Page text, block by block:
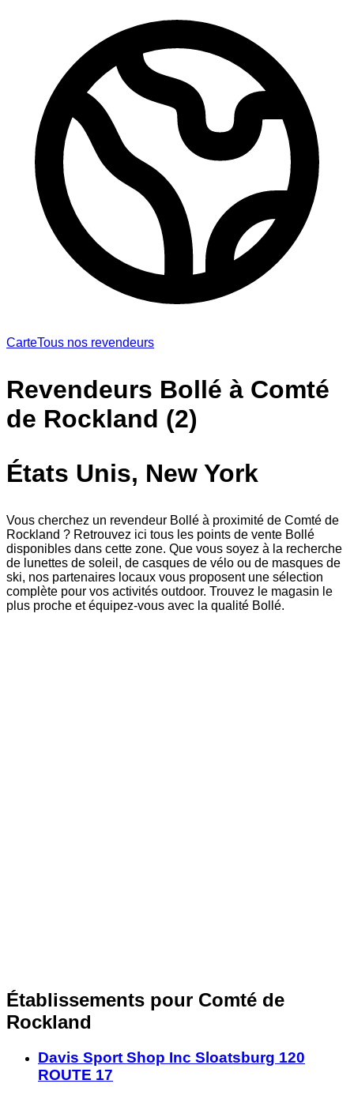
CarteTous nos revendeurs
Revendeurs Bollé à Comté
de Rockland (2)
États Unis, New York
Vous cherchez un revendeur Bollé à proximité de Comté de
Rockland ? Retrouvez ici tous les points de vente Bollé
disponibles dans cette zone. Que vous soyez à la recherche
de lunettes de soleil, de casques de vélo ou de masques de
ski, nos partenaires locaux vous proposent une sélection
complète pour vos activités outdoor. Trouvez le magasin le
plus proche et équipez-vous avec la qualité Bollé.
Établissements pour Comté de
Rockland
Davis Sport Shop Inc Sloatsburg 120
ROUTE 17